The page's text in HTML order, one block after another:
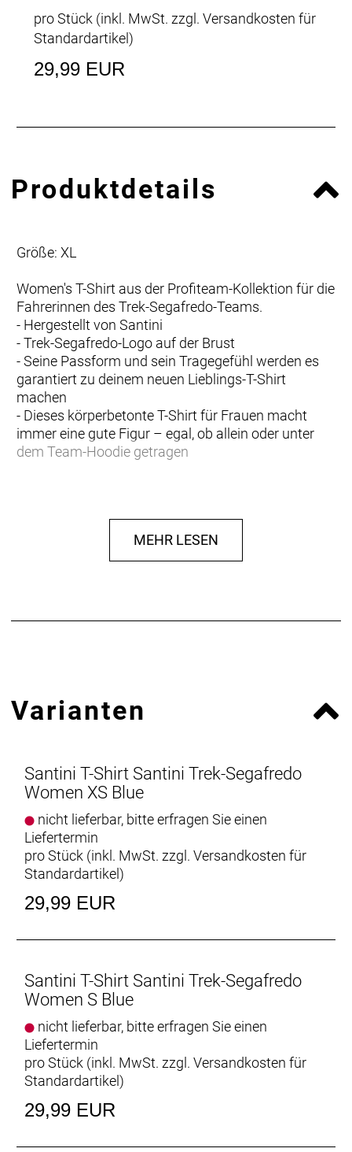
pro Stück (inkl. MwSt. zzgl. Versandkosten für
Standardartikel)
29,99 EUR
Produktdetails
Größe: XL
Women's T-Shirt aus der Profiteam-Kollektion für die
Fahrerinnen des Trek-Segafredo-Teams.
- Hergestellt von Santini
- Trek-Segafredo-Logo auf der Brust
- Seine Passform und sein Tragegefühl werden es
garantiert zu deinem neuen Lieblings-T-Shirt
machen
- Dieses körperbetonte T-Shirt für Frauen macht
immer eine gute Figur – egal, ob allein oder unter
dem Team-Hoodie getragen
MEHR LESEN
Varianten
Santini T-Shirt Santini Trek-Segafredo
Women XS Blue
nicht lieferbar, bitte erfragen Sie einen
Liefertermin
pro Stück (inkl. MwSt. zzgl. Versandkosten für
Standardartikel)
29,99 EUR
Santini T-Shirt Santini Trek-Segafredo
Women S Blue
nicht lieferbar, bitte erfragen Sie einen
Liefertermin
pro Stück (inkl. MwSt. zzgl. Versandkosten für
Standardartikel)
29,99 EUR